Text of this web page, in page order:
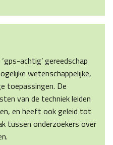
achtig’ gereedschap
wetenschappelijke,
toepassingen. De
van de techniek leiden
en heeft ook geleid tot
tussen onderzoekers over